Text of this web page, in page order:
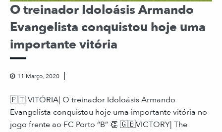
O treinador Idoloásis Armando
Evangelista conquistou hoje uma
importante vitória
11 Março, 2020
🇵🇹 VITÓRIA| O treinador Idoloásis Armando
Evangelista conquistou hoje uma importante vitória no
jogo frente ao FC Porto “B” 👏 🇬🇧VICTORY| The